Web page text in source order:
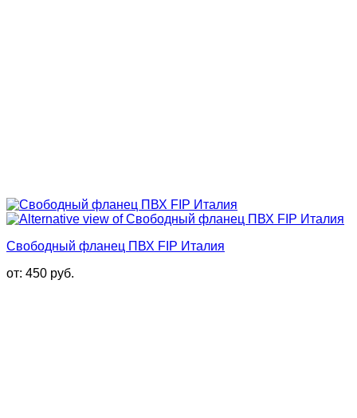
Свободный фланец ПВХ FIP Италия
от: 450 руб.